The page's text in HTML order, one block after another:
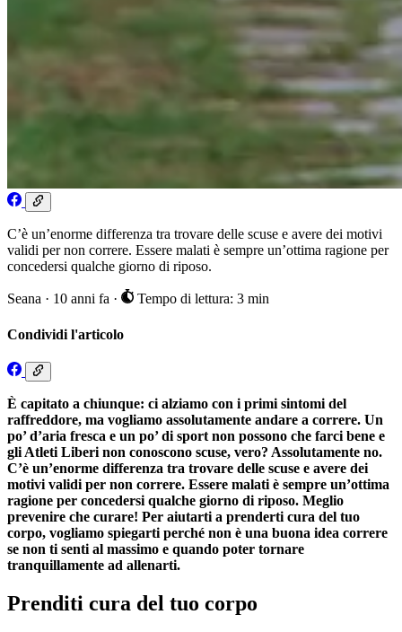
C’è un’enorme differenza tra trovare delle scuse e avere dei motivi
validi per non correre. Essere malati è sempre un’ottima ragione per
concedersi qualche giorno di riposo.
Seana · 10 anni fa · Tempo di lettura: 3 min
Condividi l'articolo
È capitato a chiunque: ci alziamo con i primi sintomi del
raffreddore, ma vogliamo assolutamente andare a correre. Un
po’ d’aria fresca e un po’ di sport non possono che farci bene e
gli Atleti Liberi non conoscono scuse, vero? Assolutamente no.
C’è un’enorme differenza tra trovare delle scuse e avere dei
motivi validi per non correre. Essere malati è sempre un’ottima
ragione per concedersi qualche giorno di riposo. Meglio
prevenire che curare! Per aiutarti a prenderti cura del tuo
corpo, vogliamo spiegarti perché non è una buona idea correre
se non ti senti al massimo e quando poter tornare
tranquillamente ad allenarti.
Prenditi cura del tuo corpo